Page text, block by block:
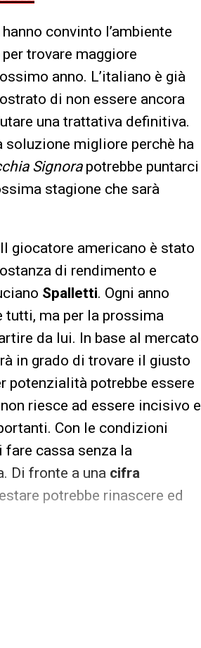
convinto l’ambiente
per trovare maggiore
anno. L’italiano è già
di non essere ancora
una trattativa definitiva.
soluzione migliore perchè ha
Signorapotrebbe puntarci
stagione che sarà
giocatore americano è stato
di rendimento e
Spalletti. Ogni anno
tutti, ma per la prossima
da lui. In base al mercato
in grado di trovare il giusto
potenzialità potrebbe essere
riesce ad essere incisivo e
Con le condizioni
fare cassa senza la
Di fronte a una cifra
potrebbe rinascere ed